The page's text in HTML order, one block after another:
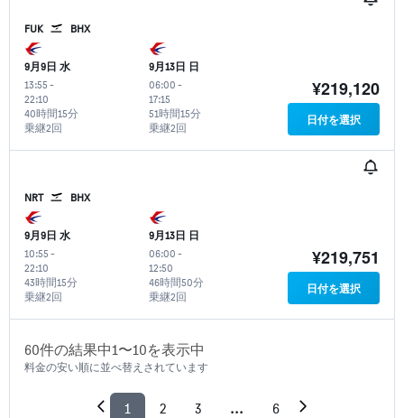
FUK BHX
9月9日 水
13:55 -
22:10
乗継2回
40時間15分
9月13日 日
06:00 -
17:15
乗継2回
51時間15分
¥219,120
日付を選択
NRT BHX
9月9日 水
10:55 -
22:10
乗継2回
43時間15分
9月13日 日
06:00 -
12:50
乗継2回
46時間50分
¥219,751
日付を選択
60​件の結果中1​〜10​を表示中
料金の安い順に並べ替えされています
1 2 3 ... 6